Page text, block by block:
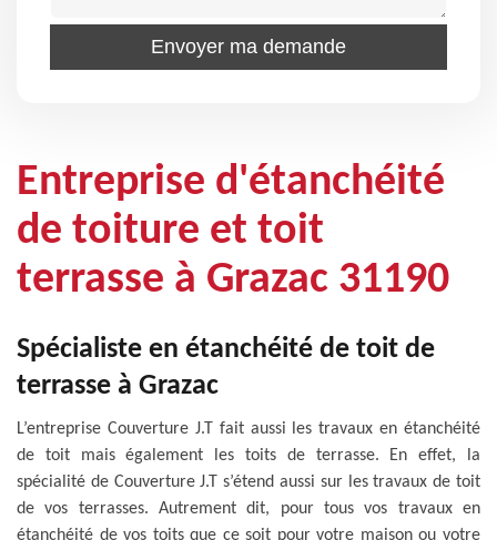
Entreprise d'étanchéité
de toiture et toit
terrasse à Grazac 31190
Spécialiste en étanchéité de toit de
terrasse à Grazac
L’entreprise Couverture J.T fait aussi les travaux en étanchéité
de toit mais également les toits de terrasse. En effet, la
spécialité de Couverture J.T s’étend aussi sur les travaux de toit
de vos terrasses. Autrement dit, pour tous vos travaux en
étanchéité de vos toits que ce soit pour votre maison ou votre